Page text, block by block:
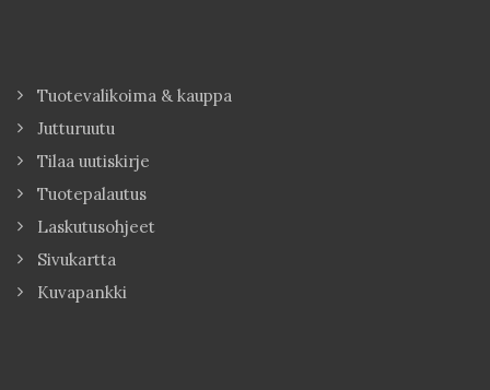
Tuotevalikoima & kauppa
Jutturuutu
Tilaa uutiskirje
Tuotepalautus
Laskutusohjeet
Sivukartta
Kuvapankki